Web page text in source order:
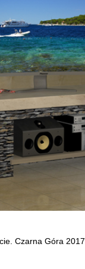
Czarna Góra 2017